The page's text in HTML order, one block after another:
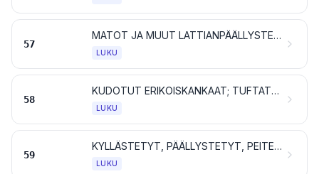
57
MATOT JA MUUT LATTIANPÄÄLLYSTEET TEKSTIILIAINETTA
LUKU
58
KUDOTUT ERIKOISKANKAAT; TUFTATUT TEKSTIILIKANKAAT; PITSIT; KUVAKUDOKSET; KORISTEPUNOKSET; KORUOMPELUKSET
LUKU
59
KYLLÄSTETYT, PÄÄLLYSTETYT, PEITETYT TAI KERROSTETUT TEKSTIILIKANKAAT; TEKSTIILITAVARAT, JOLLAISET SOVELTUVAT TEKNISIIN TARKOITUKSIIN
LUKU